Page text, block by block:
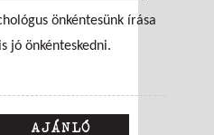
önkéntesünk írása
jó önkénteskedni.
AJÁNLÓ